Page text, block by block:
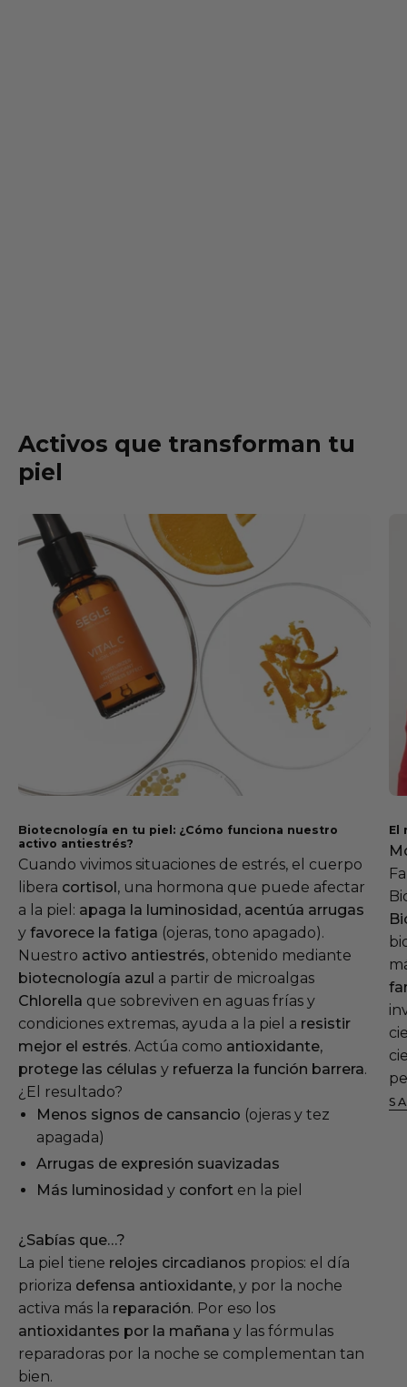
Activos que transforman tu
piel
Biotecnología en tu piel: ¿Cómo funciona nuestro
activo antiestrés?
Cuando vivimos situaciones de estrés, el cuerpo
libera cortisol , una hormona que puede afectar
a la piel: apaga la luminosidad , acentúa arrugas
y favorece la fatiga (ojeras, tono apagado).
Nuestro activo antiestrés, obtenido mediante
biotecnología azul a partir de microalgas
Chlorella que sobreviven en aguas frías y
condiciones extremas, ayuda a la piel a resistir
mejor el estrés. Actúa como antioxidante,
protege las células y refuerza la función barrera.
¿El resultado?
Menos signos de cansancio (ojeras y tez
apagada)
Arrugas de expresión suavizadas
Más luminosidad y confort en la piel
¿Sabías que…?
La piel tiene relojes circadianos propios: el día
prioriza defensa antioxidante, y por la noche
activa más la reparación. Por eso los
antioxidantes por la mañana y las fórmulas
reparadoras por la noche se complementan tan
bien.
El